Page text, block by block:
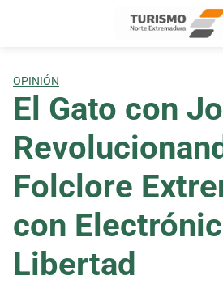
OPINIÓN
El Gato con
Folclore
con
Libertad